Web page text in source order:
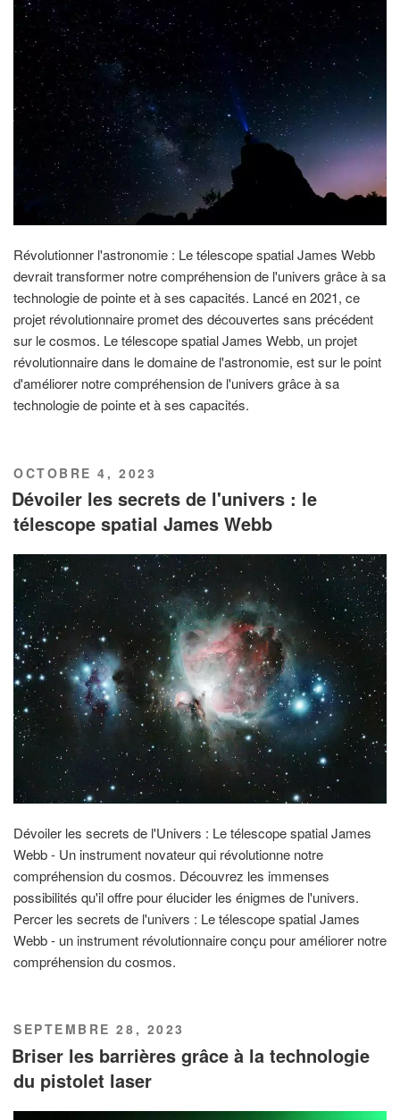
Révolutionner l'astronomie : Le télescope spatial James Webb
devrait transformer notre compréhension de l'univers grâce à sa
technologie de pointe et à ses capacités. Lancé en 2021, ce
projet révolutionnaire promet des découvertes sans précédent
sur le cosmos. Le télescope spatial James Webb, un projet
révolutionnaire dans le domaine de l'astronomie, est sur le point
d'améliorer notre compréhension de l'univers grâce à sa
technologie de pointe et à ses capacités.
PUBLIÉ
LE
OCTOBRE 4, 2023
Dévoiler les secrets de l'univers : le
télescope spatial James Webb
Dévoiler les secrets de l'Univers : Le télescope spatial James
Webb - Un instrument novateur qui révolutionne notre
compréhension du cosmos. Découvrez les immenses
possibilités qu'il offre pour élucider les énigmes de l'univers.
Percer les secrets de l'univers : Le télescope spatial James
Webb - un instrument révolutionnaire conçu pour améliorer notre
compréhension du cosmos.
PUBLIÉ
LE
SEPTEMBRE 28, 2023
Briser les barrières grâce à la technologie
du pistolet laser